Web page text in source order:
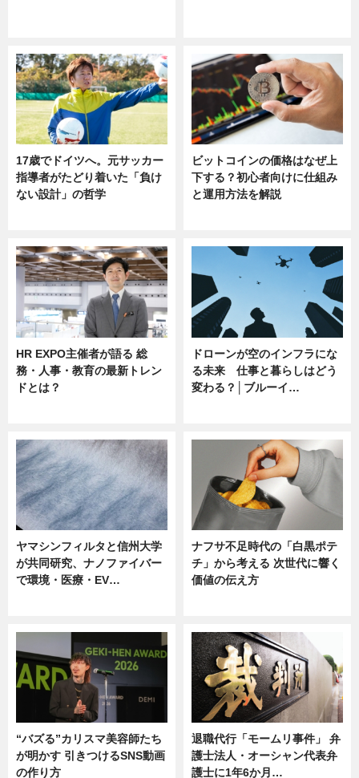
17歳でドイツへ。元サッカー
指導者がたどり着いた「負け
ない設計」の哲学
ビットコインの価格はなぜ上
下する？初心者向けに仕組み
と運用方法を解説
HR EXPO主催者が語る 総
務・人事・教育の最新トレン
ドとは？
ドローンが空のインフラにな
る未来 仕事と暮らしはどう
変わる？│ブルーイ…
ヤマシンフィルタと信州大学
が共同研究、ナノファイバー
で環境・医療・EV…
ナフサ不足時代の「白黒ポテ
チ」から考える 次世代に響く
価値の伝え方
“バズる”カリスマ美容師たち
が明かす 引きつけるSNS動画
の作り方
退職代行「モームリ事件」 弁
護士法人・オーシャン代表弁
護士に1年6か月…